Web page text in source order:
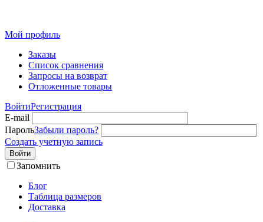
Мой профиль
Заказы
Список сравнения
Запросы на возврат
Отложенные товары
ВойтиРегистрация
E-mail
ПарольЗабыли пароль?
Создать учетную запись
Войти
Запомнить
Блог
Таблица размеров
Доставка